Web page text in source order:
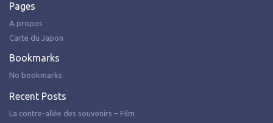
Pages
A propos
Carte du Japon
Bookmarks
No bookmarks
Recent Posts
La contre-allée des souvenirs – Film